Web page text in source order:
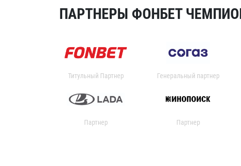
ПАРТНЕРЫ ФОНБЕТ
Титульный Партнер Генеральный партнер
Партнер Партнер